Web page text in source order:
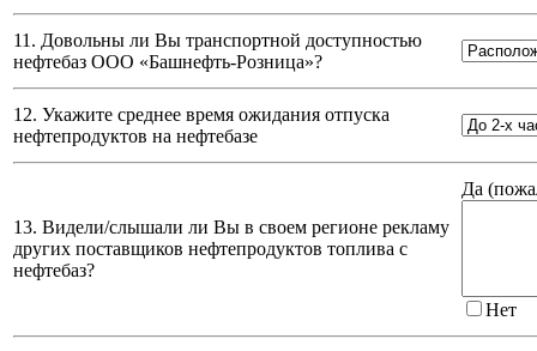
11. Довольны ли Вы транспортной доступностью
нефтебаз ООО «Башнефть-Розница»?
12. Укажите среднее время ожидания отпуска
нефтепродуктов на нефтебазе
13. Видели/слышали ли Вы в своем регионе рекламу
других поставщиков нефтепродуктов топлива с
нефтебаз?
Да (
Нет